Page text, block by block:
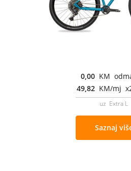
0,00 KM
49,82 KM/mj
uz Extra L
Saznaj